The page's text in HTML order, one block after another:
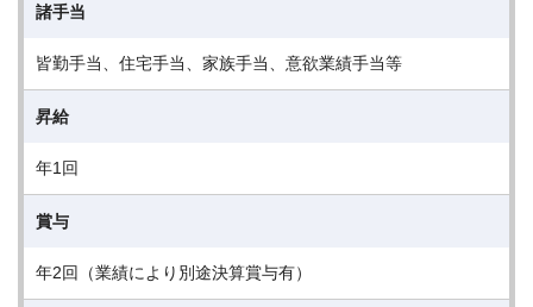
諸手当
皆勤手当、住宅手当、家族手当、意欲業績手当等
昇給
年1回
賞与
年2回（業績により別途決算賞与有）